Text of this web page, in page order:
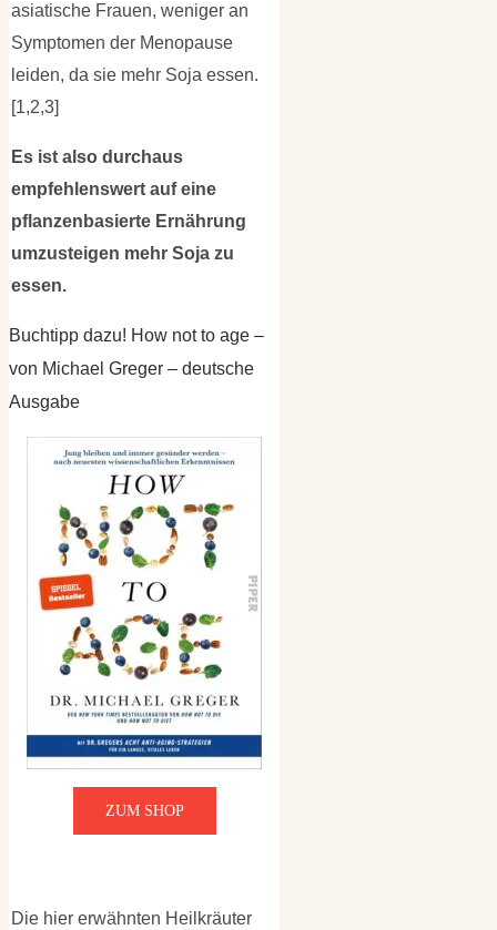
asiatische Frauen, weniger an
Symptomen der Menopause
leiden, da sie mehr Soja essen.
[1,2,3]
Es ist also durchaus
empfehlenswert auf eine
pflanzenbasierte Ernährung
umzusteigen mehr Soja zu
essen.
Buchtipp dazu! How not to age –
von Michael Greger – deutsche
Ausgabe
ZUM SHOP
Die hier erwähnten Heilkräuter